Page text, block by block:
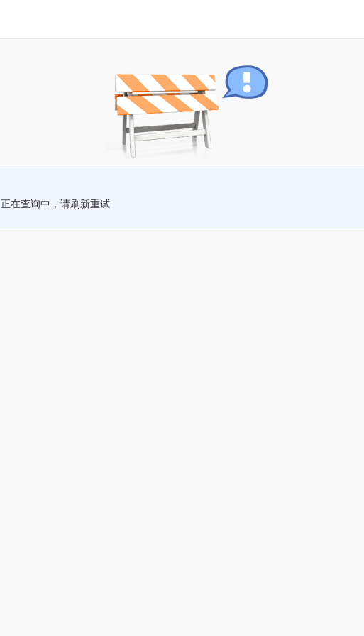
正在查询中，请刷新重试